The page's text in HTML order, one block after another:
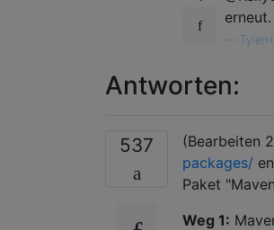
erneut.
TylerH
Antworten:
537 (Bearbeiten
packages/
Paket
Weg 1: